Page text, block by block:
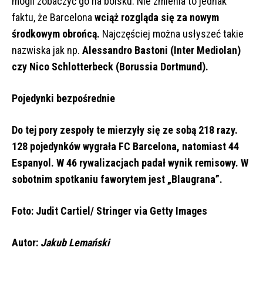
faktu, że Barcelonawciąż rozgląda się za nowym
środkowym obrońcą. Najczęściej można usłyszeć takie
nazwiska jak np. Alessandro Bastoni (Inter Mediolan)
czy Nico Schlotterbeck (Borussia Dortmund).
Pojedynki bezpośrednie
Do tej pory zespoły te mierzyły się ze sobą 218 razy.
128 pojedynków wygrała FC Barcelona, natomiast 44
Espanyol. W 46 rywalizacjach padał wynik remisowy. W
sobotnim spotkaniu faworytem jest „Blaugrana”.
Foto: Judit Cartiel/ Stringer via Getty Images
Autor: Jakub Lemański